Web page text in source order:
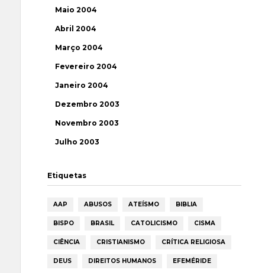
Maio 2004
Abril 2004
Março 2004
Fevereiro 2004
Janeiro 2004
Dezembro 2003
Novembro 2003
Julho 2003
Etiquetas
AAP ABUSOS ATEÍSMO BIBLIA
BISPO BRASIL CATOLICISMO CISMA
CIÊNCIA CRISTIANISMO CRÍTICA RELIGIOSA
DEUS DIREITOS HUMANOS EFEMÉRIDE